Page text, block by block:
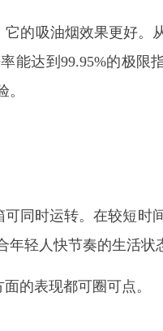
的吸油烟效果更好。
能达到99.95%的极限
同时运转。在较短时
轻人快节奏的生活状
的表现都可圈可点。